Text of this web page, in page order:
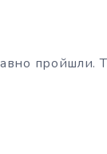
пройшли.